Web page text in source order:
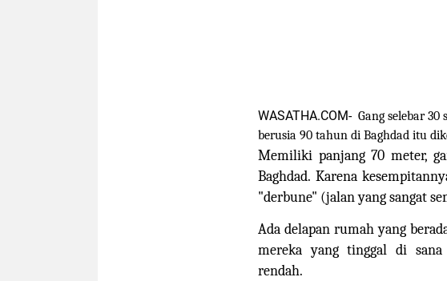
WASATHA.COM- Gang selebar
berusia 90 tahun di Baghdad itu
Memiliki panjang 70 meter,
Baghdad. Karena
"derbune" (jalan yang sangat
Ada delapan rumah yang
mereka yang tinggal di sana
rendah.